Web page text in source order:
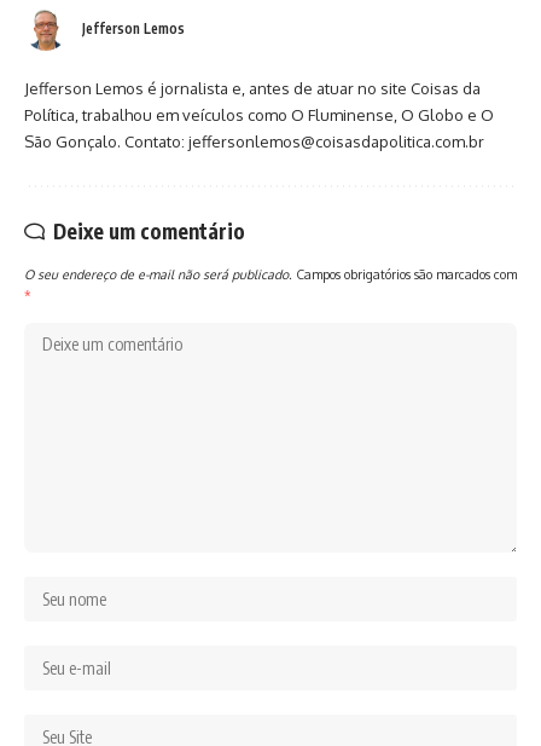
Jefferson Lemos
Jefferson Lemos é jornalista e, antes de atuar no site Coisas da
Política, trabalhou em veículos como O Fluminense, O Globo e O
São Gonçalo. Contato: jeffersonlemos@coisasdapolitica.com.br
Deixe um comentário
O seu endereço de e-mail não será publicado. Campos obrigatórios são marcados com
*